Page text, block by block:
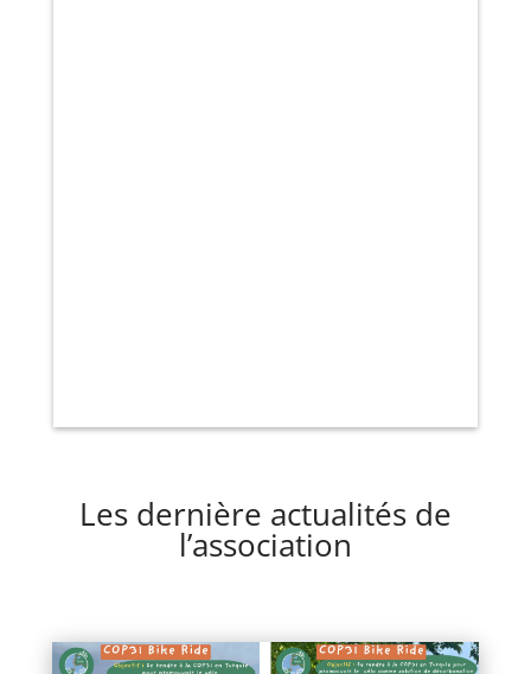
Les dernière actualités de
l’association